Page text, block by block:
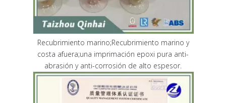
Recubrimiento marino;Recubrimiento marino y
costa afuera;una imprimación epoxi pura anti-
abrasión y anti-corrosión de alto espesor.